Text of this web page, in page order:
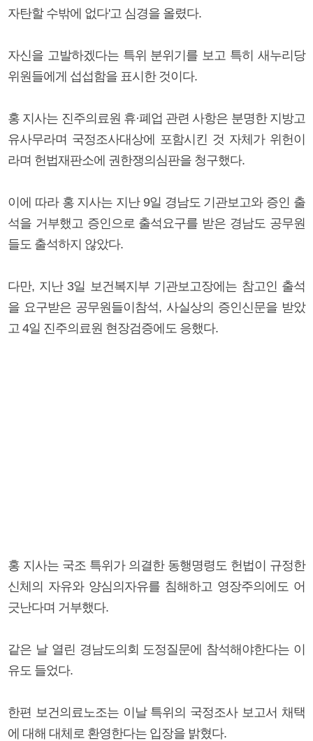
자탄할 수밖에 없다'고 심경을 올렸다.
자신을 고발하겠다는 특위 분위기를 보고 특히 새누리당
위원들에게 섭섭함을 표시한 것이다.
홍 지사는 진주의료원 휴·폐업 관련 사항은 분명한 지방고
유사무라며 국정조사대상에 포함시킨 것 자체가 위헌이
라며 헌법재판소에 권한쟁의심판을 청구했다.
이에 따라 홍 지사는 지난 9일 경남도 기관보고와 증인 출
석을 거부했고 증인으로 출석요구를 받은 경남도 공무원
들도 출석하지 않았다.
다만, 지난 3일 보건복지부 기관보고장에는 참고인 출석
을 요구받은 공무원들이참석, 사실상의 증인신문을 받았
고 4일 진주의료원 현장검증에도 응했다.
홍 지사는 국조 특위가 의결한 동행명령도 헌법이 규정한
신체의 자유와 양심의자유를 침해하고 영장주의에도 어
긋난다며 거부했다.
같은 날 열린 경남도의회 도정질문에 참석해야한다는 이
유도 들었다.
한편 보건의료노조는 이날 특위의 국정조사 보고서 채택
에 대해 대체로 환영한다는 입장을 밝혔다.